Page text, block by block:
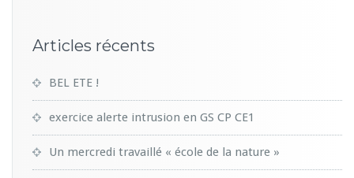
Articles récents
BEL ETE !
exercice alerte intrusion en GS CP CE1
Un mercredi travaillé « école de la nature »